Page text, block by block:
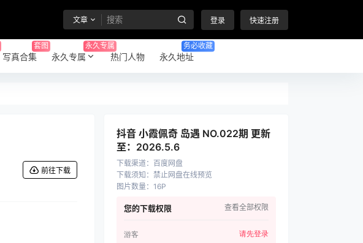
文章 登录 快速注册
写真合集
套图
永久专属
永久专属
热门人物 永久地址
务必收藏
前往下载
抖音 小霞佩奇 岛遇 NO.022期 更新
至：2026.5.6
下载渠道： 百度网盘
下载须知 ： 禁止网盘在线预览
图片数量： 16P
您的下载权限 查看全部权限
游客 请先登录